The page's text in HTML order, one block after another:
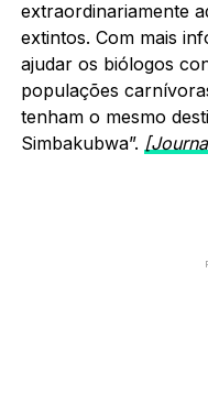
extraordinariamente
extintos. Com mais
ajudar os biólogos
populações
tenham o mesmo
Simbakubwa”.